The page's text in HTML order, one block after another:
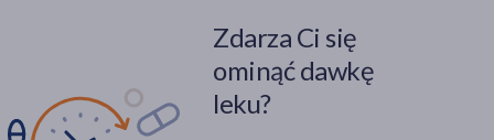
Zdarza Ci się
ominąć dawkę
leku?